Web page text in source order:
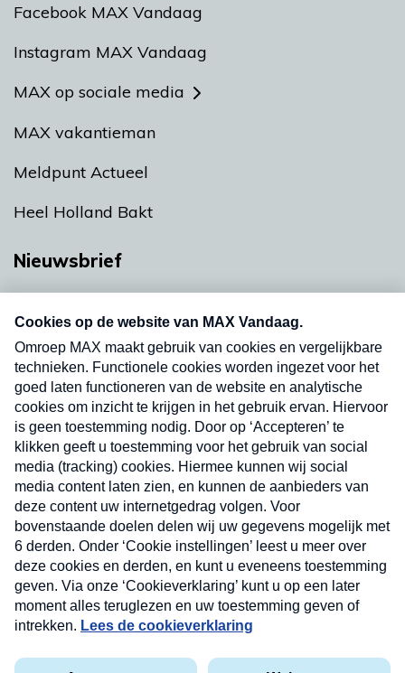
Facebook MAX Vandaag
Instagram MAX Vandaag
MAX op sociale media
MAX vakantieman
Meldpunt Actueel
Heel Holland Bakt
Nieuwsbrief
nieuwsbrief. Elke vrijdag- en dinsdagochtend in
uw mailbox.
Verzend
Privacyverklaring
Cookieverklaring
Nieuwsbrief
Neem hier een gratis abonnement op onze
nieuwsbrief. Elke vrijdag- en dinsdagochtend in uw